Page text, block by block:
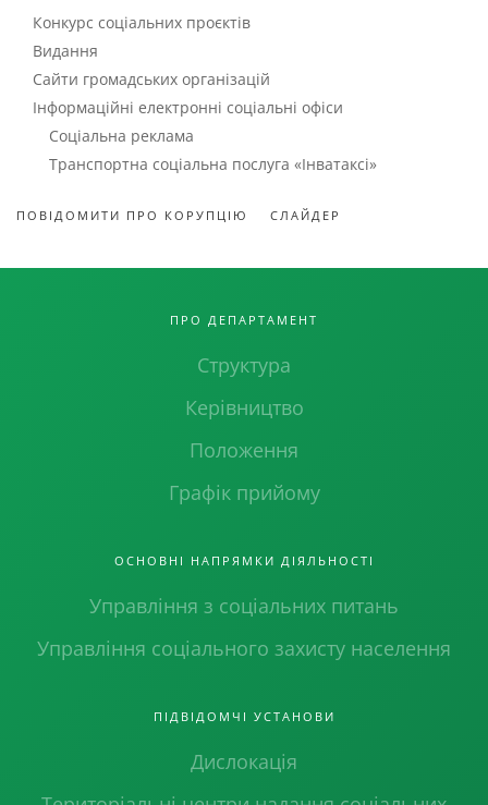
Конкурс соціальних проєктів
Видання
Сайти громадських організацій
Інформаційні електронні соціальні офіси
Соціальна реклама
Транспортна соціальна послуга «Інватаксі»
ПОВІДОМИТИ ПРО КОРУПЦІЮ СЛАЙДЕР
ПРО ДЕПАРТАМЕНТ
Структура
Керівництво
Положення
Графік прийому
ОСНОВНІ НАПРЯМКИ ДІЯЛЬНОСТІ
Управління з соціальних питань
Управління соціального захисту населення
ПІДВІДОМЧІ УСТАНОВИ
Дислокація